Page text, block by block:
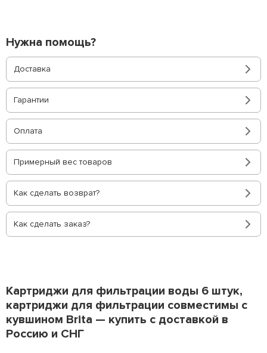
Нужна помощь?
Доставка
Гарантии
Оплата
Примерный вес товаров
Как сделать возврат?
Как сделать заказ?
Картриджи для фильтрации воды 6 штук,
картриджи для фильтрации совместимы с
кувшином Brita — купить с доставкой в
Россию и СНГ